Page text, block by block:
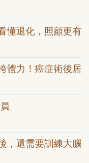
懂退化，照顧更有
體力！癌症術後居
，還需要訓練大